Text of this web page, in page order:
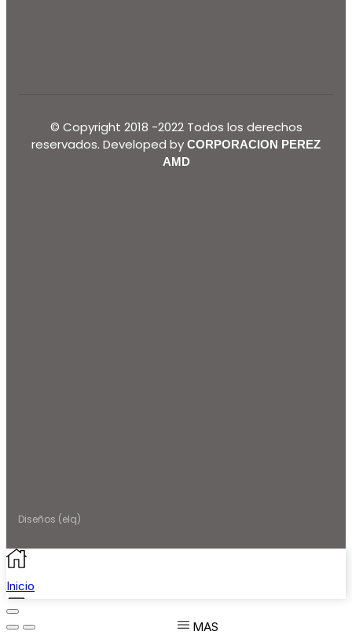
© Copyright 2018 -2022 Todos los derechos
reservados. Developed by CORPORACION PEREZ
AMD
Diseños (elq)
Inicio
MAS